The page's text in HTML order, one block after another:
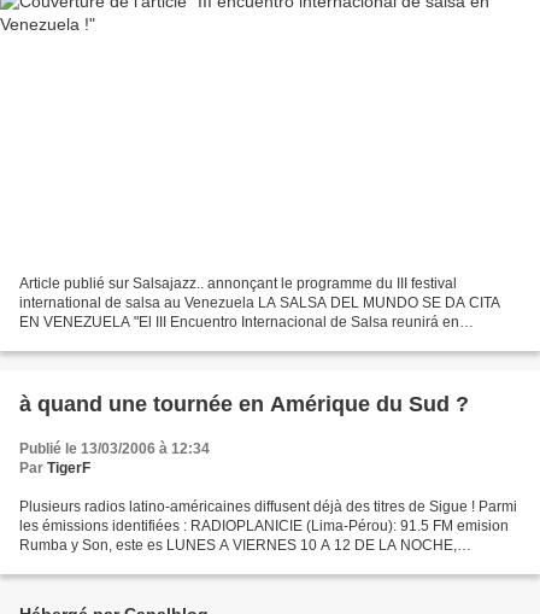
Article publié sur Salsajazz.. annonçant le programme du III festival
international de salsa au Venezuela LA SALSA DEL MUNDO SE DA CITA
EN VENEZUELA "El III Encuentro Internacional de Salsa reunirá en
à quand une tournée en Amérique du Sud ?
Publié le 13/03/2006 à 12:34
Par TigerF
Plusieurs radios latino-américaines diffusent déjà des titres de Sigue ! Parmi
les émissions identifiées : RADIOPLANICIE (Lima-Pérou): 91.5 FM emision
Rumba y Son, este es LUNES A VIERNES 10 A 12 DE LA NOCHE,